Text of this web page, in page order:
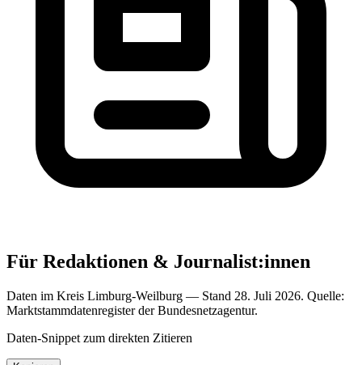
Für Redaktionen & Journalist:innen
Daten im Kreis Limburg-Weilburg — Stand 28. Juli 2026. Quelle:
Marktstammdatenregister der Bundesnetzagentur.
Daten-Snippet zum direkten Zitieren